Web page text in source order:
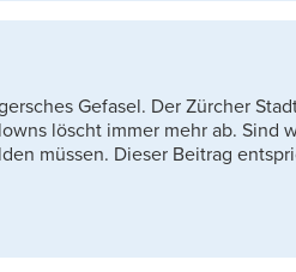
Gefasel. Der Zürcher
löscht immer mehr ab. Sind
müssen. Dieser Beitrag